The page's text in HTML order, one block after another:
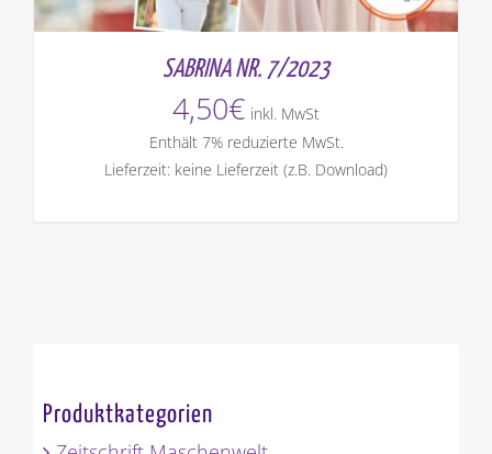
SABRINA NR. 7/2023
4,50€ inkl. MwSt
Enthält 7% reduzierte MwSt.
Lieferzeit: keine Lieferzeit (z.B. Download)
Produktkategorien